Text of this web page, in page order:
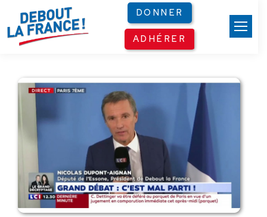
DONNER
ADHÉRER
Panneau de gestion des cookies